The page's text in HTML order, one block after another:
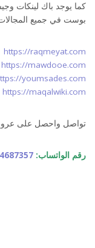
كما يوجد باك لينكات
بوست في جميع
https://raqmeyat.com
https://mawdooe.com
youmsades.com
https://maqalwiki.com
تواصل واحصل على عروض
رقم الواتساب: